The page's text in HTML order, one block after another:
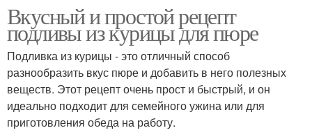
Вкусный и простой рецепт
подливы из курицы для пюре
Подливка из курицы - это отличный способ
разнообразить вкус пюре и добавить в него полезных
веществ. Этот рецепт очень прост и быстрый, и он
идеально подходит для семейного ужина или для
приготовления обеда на работу.